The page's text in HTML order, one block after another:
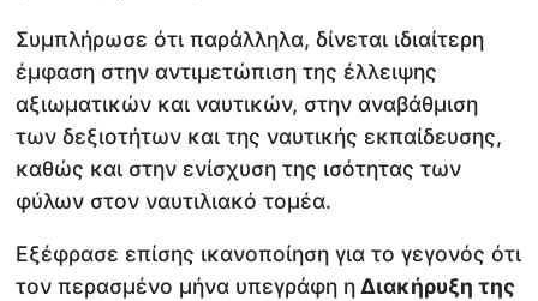
Συμπλήρωσε ότι παράλληλα, δίνεται ιδιαίτερη
έμφαση στην αντιμετώπιση της έλλειψης
αξιωματικών και ναυτικών, στην αναβάθμιση
των δεξιοτήτων και της ναυτικής εκπαίδευσης,
καθώς και στην ενίσχυση της ισότητας των
φύλων στον ναυτιλιακό τομέα.
Εξέφρασε επίσης ικανοποίηση για το γεγονός ότι
τον περασμένο μήνα υπεγράφη η Διακήρυξη της